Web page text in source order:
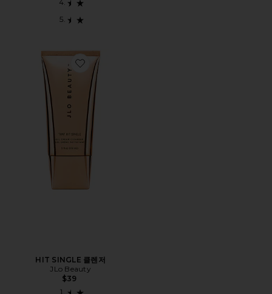
Favorite HIT SINGLE 클렌저
HIT SINGLE 클렌저
JLo Beauty
$39